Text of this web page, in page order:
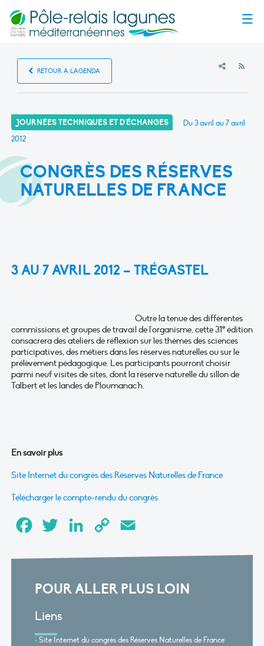
RETOUR À L'AGENDA
JOURNÉES TECHNIQUES ET D'ÉCHANGES
Du 3 avril au 7 avril
2012
CONGRÈS DES RÉSERVES
NATURELLES DE FRANCE
3 AU 7 AVRIL 2012 – TRÉGASTEL
Outre la tenue des différentes
commissions et groupes de travail de l'organisme, cette 31eédition
consacrera des ateliers de réflexion sur les thèmes des sciences
participatives, des métiers dans les réserves naturelles ou sur le
prélèvement pédagogique. Les participants pourront choisir
parmi neuf visites de sites, dont la réserve naturelle du sillon de
Talbert et les landes de Ploumanac'h.
En savoir plus
Site Internet du congrès des Réserves Naturelles de France
Télécharger le compte-rendu du congrès
FacebookTwitter LinkedInCopy
POUR ALLER PLUS LOIN
Liens
Site Internet du congrès des Réserves Naturelles de France